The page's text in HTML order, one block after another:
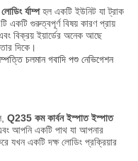
র্যাম্পহল একটি ইউনিট যা ট্রাক
একটি গুরুত্বপূর্ণ বিষয় কারণ প্রায়
বিক্রয় ইয়ার্ডের অনেক আছে
দিকে।
চলমান গবাদি পশু নেভিগেশন
Q235 কম কার্বন ইস্পাত ইস্পাত
আপনি একটি পাথ যা আপনার
যখন একটি দক্ষ লোডিং প্রক্রিয়ার